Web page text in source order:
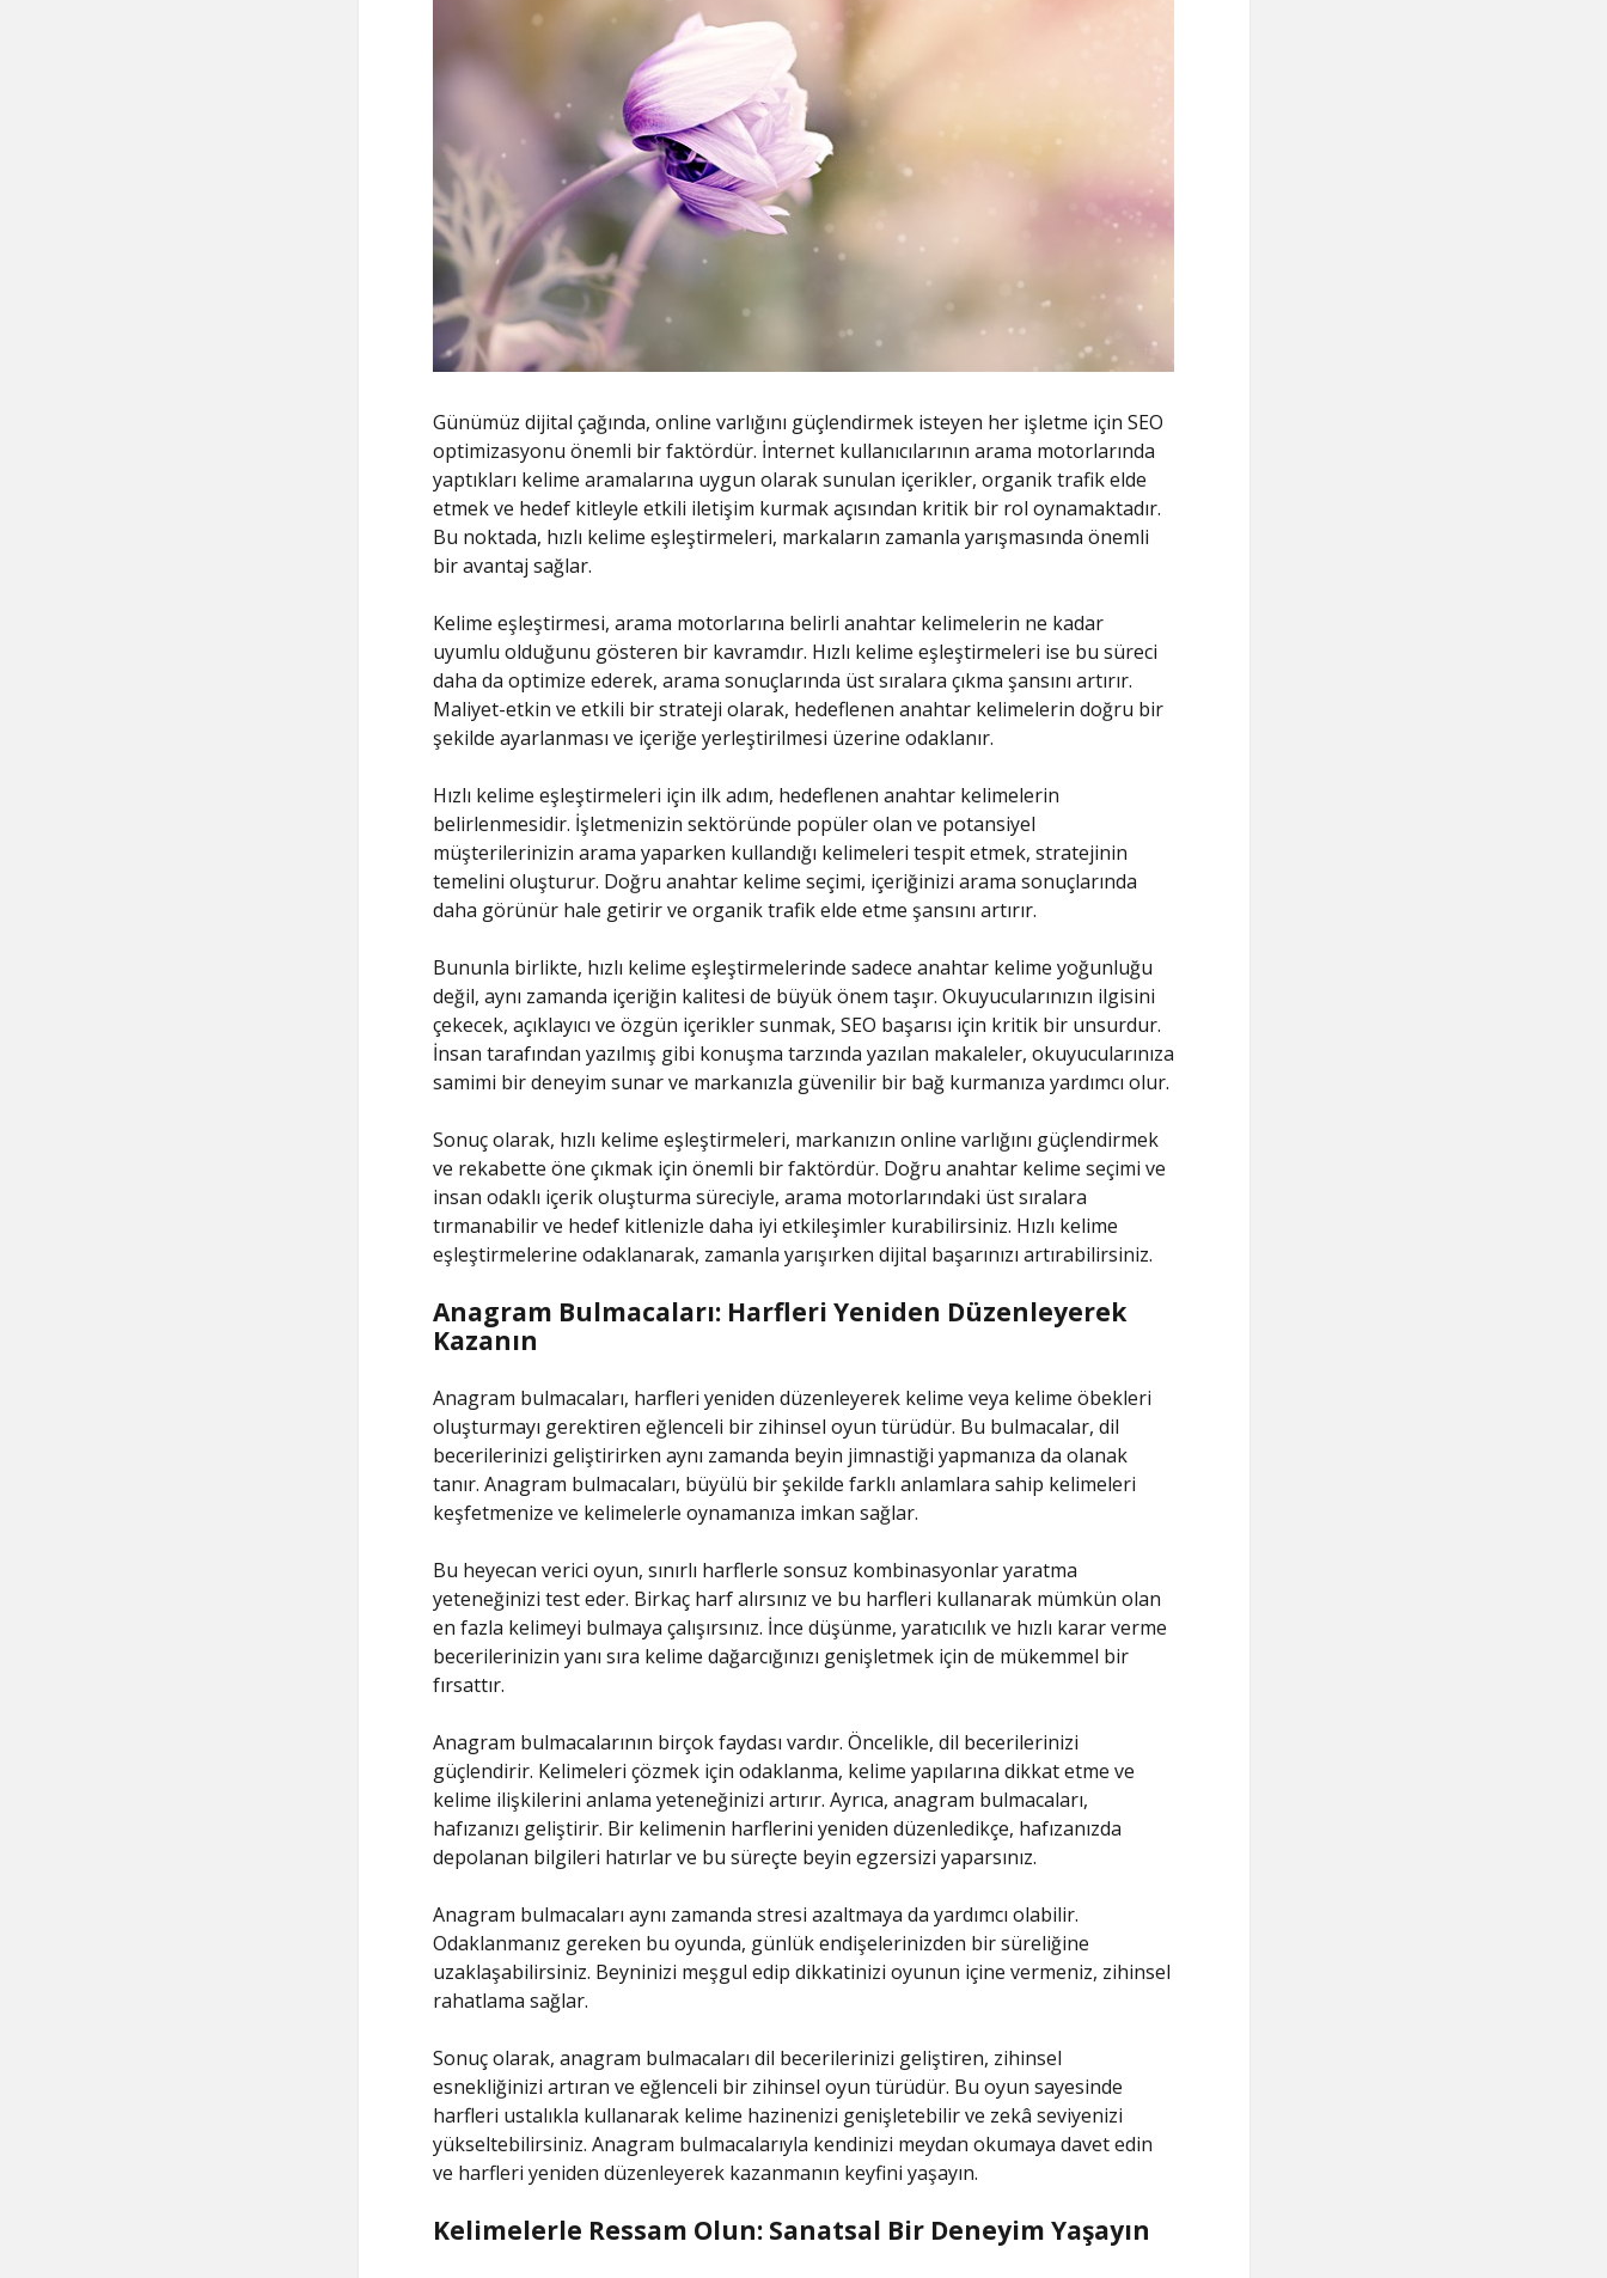
Günümüz dijital çağında, online varlığını güçlendirmek isteyen her işletme için SEO
optimizasyonu önemli bir faktördür. İnternet kullanıcılarının arama motorlarında
yaptıkları kelime aramalarına uygun olarak sunulan içerikler, organik trafik elde
etmek ve hedef kitleyle etkili iletişim kurmak açısından kritik bir rol oynamaktadır.
Bu noktada, hızlı kelime eşleştirmeleri, markaların zamanla yarışmasında önemli
bir avantaj sağlar.
Kelime eşleştirmesi, arama motorlarına belirli anahtar kelimelerin ne kadar
uyumlu olduğunu gösteren bir kavramdır. Hızlı kelime eşleştirmeleri ise bu süreci
daha da optimize ederek, arama sonuçlarında üst sıralara çıkma şansını artırır.
Maliyet-etkin ve etkili bir strateji olarak, hedeflenen anahtar kelimelerin doğru bir
şekilde ayarlanması ve içeriğe yerleştirilmesi üzerine odaklanır.
Hızlı kelime eşleştirmeleri için ilk adım, hedeflenen anahtar kelimelerin
belirlenmesidir. İşletmenizin sektöründe popüler olan ve potansiyel
müşterilerinizin arama yaparken kullandığı kelimeleri tespit etmek, stratejinin
temelini oluşturur. Doğru anahtar kelime seçimi, içeriğinizi arama sonuçlarında
daha görünür hale getirir ve organik trafik elde etme şansını artırır.
Bununla birlikte, hızlı kelime eşleştirmelerinde sadece anahtar kelime yoğunluğu
değil, aynı zamanda içeriğin kalitesi de büyük önem taşır. Okuyucularınızın ilgisini
çekecek, açıklayıcı ve özgün içerikler sunmak, SEO başarısı için kritik bir unsurdur.
İnsan tarafından yazılmış gibi konuşma tarzında yazılan makaleler, okuyucularınıza
samimi bir deneyim sunar ve markanızla güvenilir bir bağ kurmanıza yardımcı olur.
Sonuç olarak, hızlı kelime eşleştirmeleri, markanızın online varlığını güçlendirmek
ve rekabette öne çıkmak için önemli bir faktördür. Doğru anahtar kelime seçimi ve
insan odaklı içerik oluşturma süreciyle, arama motorlarındaki üst sıralara
tırmanabilir ve hedef kitlenizle daha iyi etkileşimler kurabilirsiniz. Hızlı kelime
eşleştirmelerine odaklanarak, zamanla yarışırken dijital başarınızı artırabilirsiniz.
Anagram Bulmacaları: Harfleri Yeniden Düzenleyerek
Kazanın
Anagram bulmacaları, harfleri yeniden düzenleyerek kelime veya kelime öbekleri
oluşturmayı gerektiren eğlenceli bir zihinsel oyun türüdür. Bu bulmacalar, dil
becerilerinizi geliştirirken aynı zamanda beyin jimnastiği yapmanıza da olanak
tanır. Anagram bulmacaları, büyülü bir şekilde farklı anlamlara sahip kelimeleri
keşfetmenize ve kelimelerle oynamanıza imkan sağlar.
Bu heyecan verici oyun, sınırlı harflerle sonsuz kombinasyonlar yaratma
yeteneğinizi test eder. Birkaç harf alırsınız ve bu harfleri kullanarak mümkün olan
en fazla kelimeyi bulmaya çalışırsınız. İnce düşünme, yaratıcılık ve hızlı karar verme
becerilerinizin yanı sıra kelime dağarcığınızı genişletmek için de mükemmel bir
fırsattır.
Anagram bulmacalarının birçok faydası vardır. Öncelikle, dil becerilerinizi
güçlendirir. Kelimeleri çözmek için odaklanma, kelime yapılarına dikkat etme ve
kelime ilişkilerini anlama yeteneğinizi artırır. Ayrıca, anagram bulmacaları,
hafızanızı geliştirir. Bir kelimenin harflerini yeniden düzenledikçe, hafızanızda
depolanan bilgileri hatırlar ve bu süreçte beyin egzersizi yaparsınız.
Anagram bulmacaları aynı zamanda stresi azaltmaya da yardımcı olabilir.
Odaklanmanız gereken bu oyunda, günlük endişelerinizden bir süreliğine
uzaklaşabilirsiniz. Beyninizi meşgul edip dikkatinizi oyunun içine vermeniz, zihinsel
rahatlama sağlar.
Sonuç olarak, anagram bulmacaları dil becerilerinizi geliştiren, zihinsel
esnekliğinizi artıran ve eğlenceli bir zihinsel oyun türüdür. Bu oyun sayesinde
harfleri ustalıkla kullanarak kelime hazinenizi genişletebilir ve zekâ seviyenizi
yükseltebilirsiniz. Anagram bulmacalarıyla kendinizi meydan okumaya davet edin
ve harfleri yeniden düzenleyerek kazanmanın keyfini yaşayın.
Kelimelerle Ressam Olun: Sanatsal Bir Deneyim Yaşayın